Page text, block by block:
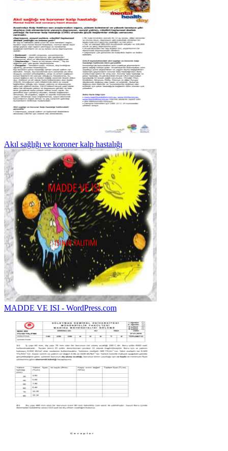
Akıl sağlığı ve koroner kalp hastalığı
MADDE VE ISI - WordPress.com